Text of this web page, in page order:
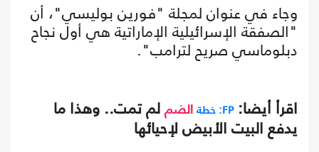
وجاء في عنوان لمجلة "فورين بوليسي"، أن
"الصفقة الإسرائيلية الإماراتية هي أول نجاح
دبلوماسي صريح لترامب".
اقرأ أيضا:FP: خطة الضم لم تمت.. وهذا ما
يدفع البيت الأبيض لإحيائها